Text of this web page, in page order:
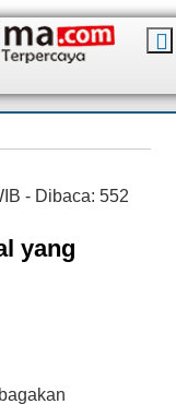
- Dibaca: 552
yang